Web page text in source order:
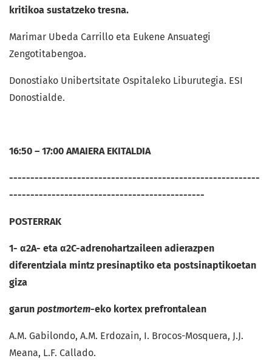
kritikoa sustatzeko tresna.
Marimar Ubeda Carrillo eta Eukene Ansuategi
Zengotitabengoa.
Donostiako Unibertsitate Ospitaleko Liburutegia. ESI
Donostialde.
16:50 – 17:00 AMAIERA EKITALDIA
-----------------------------------------------------------
----------------------------------------------
POSTERRAK
1- α2A- eta α2C-adrenohartzaileen adierazpen
diferentziala mintz presinaptiko eta postsinaptikoetan
giza
garun postmortem-eko kortex prefrontalean
A.M. Gabilondo, A.M. Erdozain, I. Brocos-Mosquera, J.J.
Meana, L.F. Callado.